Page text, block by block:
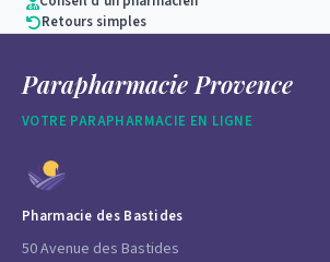
avec : des produits pour lerasage, pour l’
soin du corpset pour lescheveux
Retours simples
Parapharmacie Provence
VOTRE PARAPHARMACIE EN LIGNE
Pharmacie des Bastides
50 Avenue des Bastides